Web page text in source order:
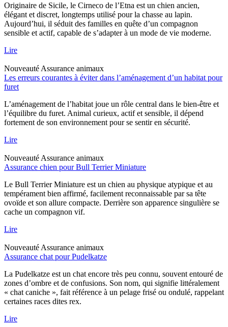
Originaire de Sicile, le Cirneco de l’Etna est un chien ancien,
élégant et discret, longtemps utilisé pour la chasse au lapin.
Aujourd’hui, il séduit des familles en quête d’un compagnon
sensible et actif, capable de s’adapter à un mode de vie moderne.
Lire
Nouveauté Assurance animaux
Les erreurs courantes à éviter dans l’aménagement d’un habitat pour
furet
L’aménagement de l’habitat joue un rôle central dans le bien-être et
l’équilibre du furet. Animal curieux, actif et sensible, il dépend
fortement de son environnement pour se sentir en sécurité.
Lire
Nouveauté Assurance animaux
Assurance chien pour Bull Terrier Miniature
Le Bull Terrier Miniature est un chien au physique atypique et au
tempérament bien affirmé, facilement reconnaissable par sa tête
ovoïde et son allure compacte. Derrière son apparence singulière se
cache un compagnon vif.
Lire
Nouveauté Assurance animaux
Assurance chat pour Pudelkatze
La Pudelkatze est un chat encore très peu connu, souvent entouré de
zones d’ombre et de confusions. Son nom, qui signifie littéralement
« chat caniche », fait référence à un pelage frisé ou ondulé, rappelant
certaines races dites rex.
Lire